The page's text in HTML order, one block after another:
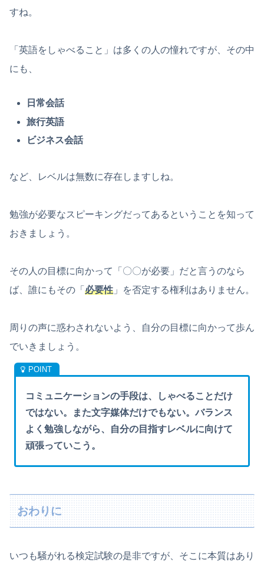
すね。
「英語をしゃべること」は多くの人の憧れですが、その中
にも、
日常会話
旅行英語
ビジネス会話
など、レベルは無数に存在しますしね。
勉強が必要なスピーキングだってあるということを知って
おきましょう。
その人の目標に向かって「〇〇が必要」だと言うのなら
ば、誰にもその「 必要性 」を否定する権利はありません。
周りの声に惑わされないよう、自分の目標に向かって歩ん
でいきましょう。
コミュニケーションの手段は、しゃべることだけ
ではない。また文字媒体だけでもない。バランス
よく勉強しながら、自分の目指すレベルに向けて
頑張っていこう。
おわりに
いつも騒がれる検定試験の是非ですが、そこに本質はあり